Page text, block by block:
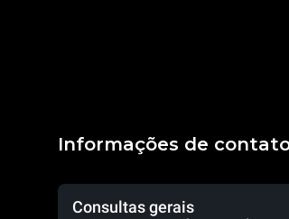
Informações de
Consultas gerais